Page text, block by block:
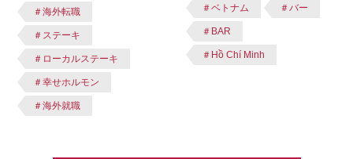
＃海外転職
＃ステーキ
＃ローカルステーキ
＃幸せホルモン
＃海外就職
＃ベトナム ＃バー
＃BAR
＃Hồ Chí Minh